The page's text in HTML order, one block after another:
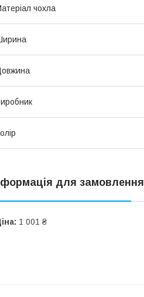
чохла
для замовлення
1 001 ₴